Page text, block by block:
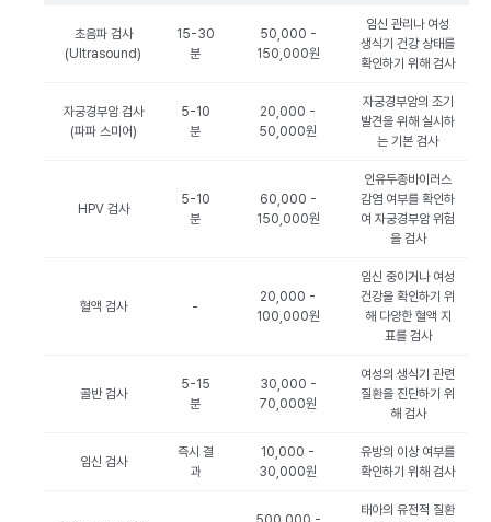
초음파 검사
(Ultrasound)
15-30
분
50,000 -
150,000원
임신 관리나 여성
생식기 건강 상태를
확인하기 위해 검사
자궁경부암 검사
(파파 스미어)
5-10
분
20,000 -
50,000원
자궁경부암의 조기
발견을 위해 실시하
는 기본 검사
HPV 검사
5-10
분
60,000 -
150,000원
인유두종바이러스
감염 여부를 확인하
여 자궁경부암 위험
을 검사
혈액 검사 -
20,000 -
100,000원
임신 중이거나 여성
건강을 확인하기 위
해 다양한 혈액 지
표를 검사
골반 검사
5-15
분
30,000 -
70,000원
여성의 생식기 관련
질환을 진단하기 위
해 검사
임신 검사
즉시 결
과
10,000 -
30,000원
유방의 이상 여부를
확인하기 위해 검사
태아의 유전적 질환